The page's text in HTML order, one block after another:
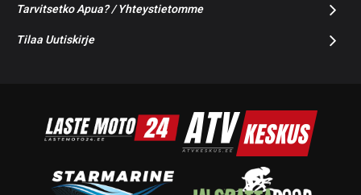
Tarvitsetko Apua? / Yhteystietomme
Tilaa Uutiskirje